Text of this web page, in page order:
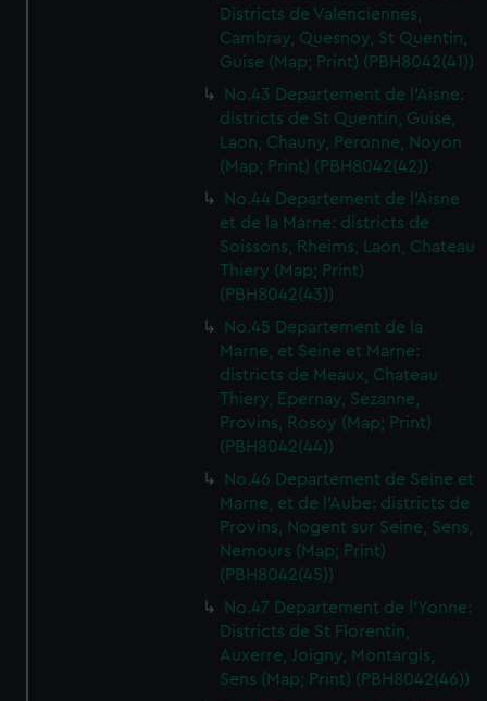
Districts de Valenciennes,
Cambray, Quesnoy, St Quentin,
Guise (Map; Print) (PBH8042(41))
No.43 Departement de l'Aisne:
districts de St Quentin, Guise,
Laon, Chauny, Peronne, Noyon
(Map; Print) (PBH8042(42))
No.44 Departement de l'Aisne
et de la Marne: districts de
Soissons, Rheims, Laon, Chateau
Thiery (Map; Print)
(PBH8042(43))
No.45 Departement de la
Marne, et Seine et Marne:
districts de Meaux, Chateau
Thiery, Epernay, Sezanne,
Provins, Rosoy (Map; Print)
(PBH8042(44))
No.46 Departement de Seine et
Marne, et de l'Aube: districts de
Provins, Nogent sur Seine, Sens,
Nemours (Map; Print)
(PBH8042(45))
No.47 Departement de l'Yonne:
Districts de St Florentin,
Auxerre, Joigny, Montargis,
Sens (Map; Print) (PBH8042(46))